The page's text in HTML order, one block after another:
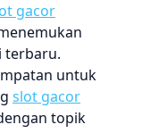
gacor
terbaru.
untuk
slot gacor
topik